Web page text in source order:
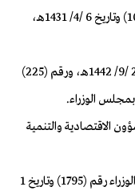
وبعد الاطلاع على قراري مجلس الوزراء رقم (104) وتاريخ 6 /4/ 1431هـ،
وبعد الاطلاع على المذكرتين رقم (1498) وتاريخ 2 /9/ 1442هـ، ورقم (225)
الاقتصادية والتنمية
وبعد الاطلاع على توصية اللجنة العامة لمجلس الوزراء رقم (1795) وتاريخ 1